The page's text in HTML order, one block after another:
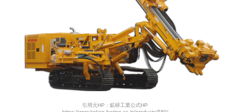
引用元HP：鉱研工業公式HP